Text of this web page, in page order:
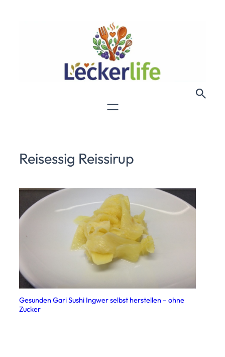
Reisessig Reissirup
Gesunden Gari Sushi Ingwer selbst herstellen – ohne
Zucker